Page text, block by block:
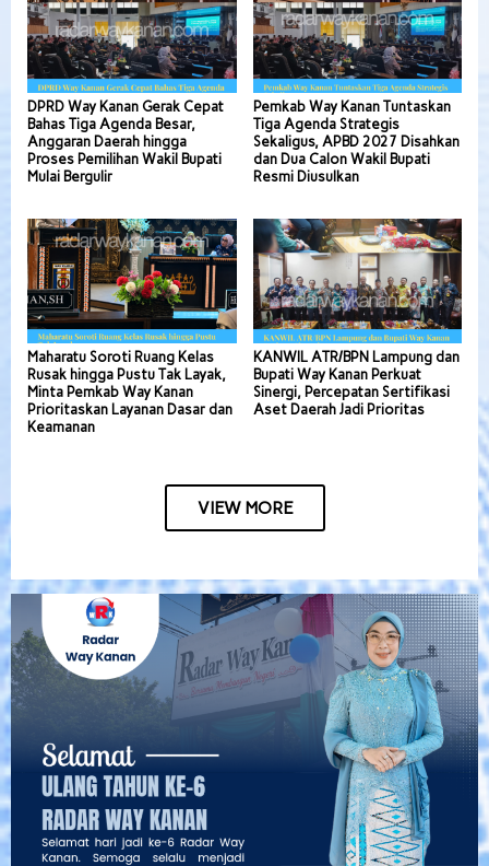
DPRD Way Kanan Gerak Cepat
Bahas Tiga Agenda Besar,
Anggaran Daerah hingga
Proses Pemilihan Wakil Bupati
Mulai Bergulir
Pemkab Way Kanan Tuntaskan
Tiga Agenda Strategis
Sekaligus, APBD 2027 Disahkan
dan Dua Calon Wakil Bupati
Resmi Diusulkan
Maharatu Soroti Ruang Kelas
Rusak hingga Pustu Tak Layak,
Minta Pemkab Way Kanan
Prioritaskan Layanan Dasar dan
Keamanan
KANWIL ATR/BPN Lampung dan
Bupati Way Kanan Perkuat
Sinergi, Percepatan Sertifikasi
Aset Daerah Jadi Prioritas
VIEW MORE